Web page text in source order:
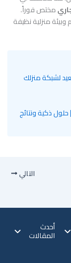
مختص فوراً.
منزلية نظيفة
لشبكة منزلك
| حلول ذكية ونتائج
التالي
أحدث
المقالات